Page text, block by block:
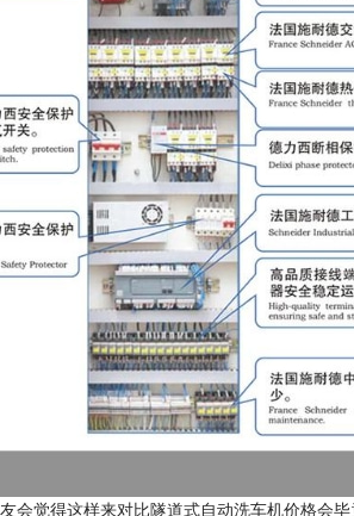
会觉得这样来对比隧道式自动洗车机价格会